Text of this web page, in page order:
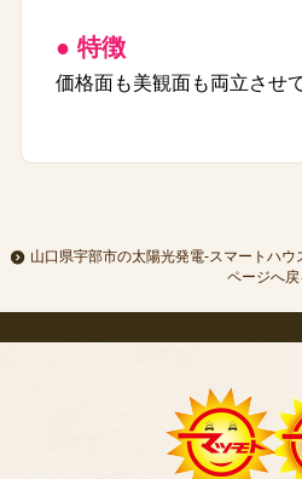
● 特徴
価格面も美観面も両立させ
山口県宇部市の太陽光発電-スマートハ
ページへ戻